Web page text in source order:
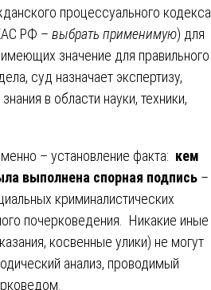
процессуального кодекса
РФ – выбрать применимую) для
значение для правильного
суд назначает экспертизу,
в области науки, техники,
– установление факта: кем
выполнена спорная подпись –
криминалистических
почерковедения. Никакие иные
косвенные улики) не могут
анализ, проводимый